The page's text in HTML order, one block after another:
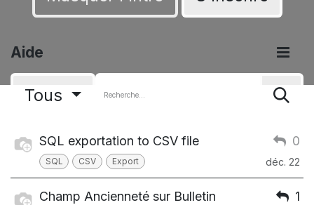
Aide
Tous
SQL exportation to CSV file
SQL CSV Export
0
déc. 22
Champ Ancienneté sur Bulletin
1